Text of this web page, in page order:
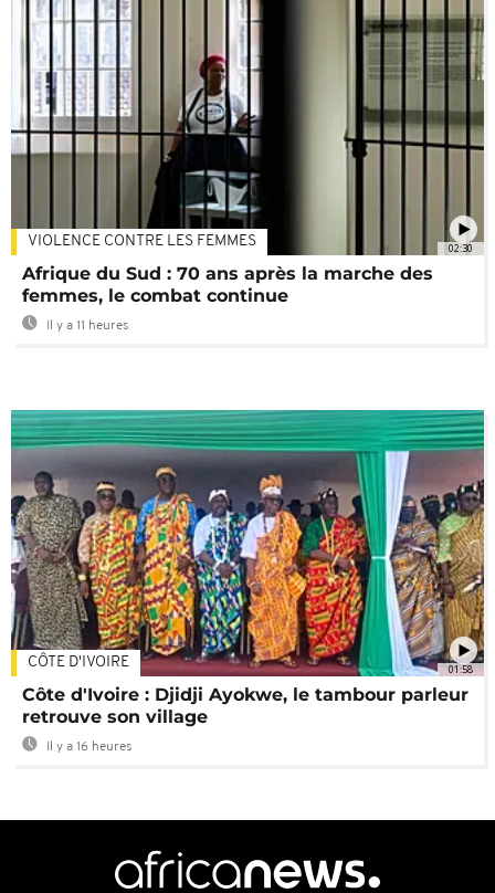
02:30
VIOLENCE CONTRE LES FEMMES
Afrique du Sud : 70 ans après la marche des
femmes, le combat continue
Il y a 11 heures
01:58
CÔTE D'IVOIRE
Côte d'Ivoire : Djidji Ayokwe, le tambour parleur
retrouve son village
Il y a 16 heures